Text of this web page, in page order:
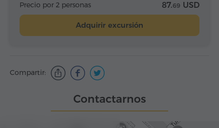
Precio por 2 personas 87.69 USD
Adquirir excursión
Compartir:
Contactarnos